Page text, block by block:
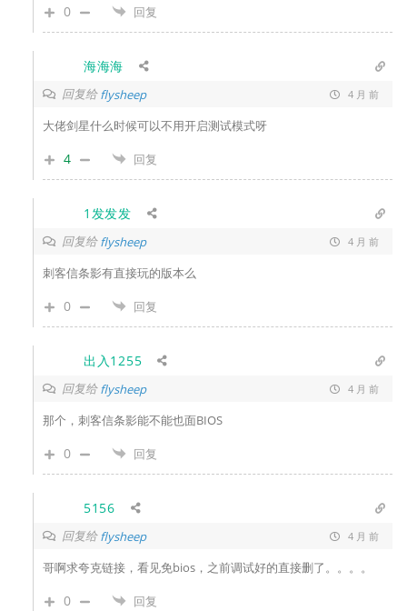
0 回复
海海海
回复给flysheep 4 月 前
大佬剑星什么时候可以不用开启测试模式呀
4 回复
1发发发
回复给flysheep 4 月 前
刺客信条影有直接玩的版本么
0 回复
出入1255
回复给flysheep 4 月 前
那个，刺客信条影能不能也面BIOS
0 回复
5156
回复给flysheep 4 月 前
哥啊求夸克链接，看见免bios，之前调试好的直接删了。。。。
0 回复